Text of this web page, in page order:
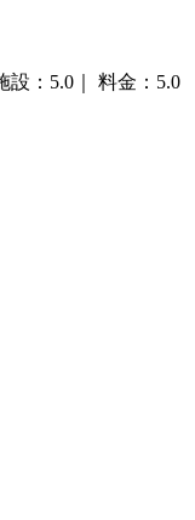
設： 5.0｜ 料金： 5.0